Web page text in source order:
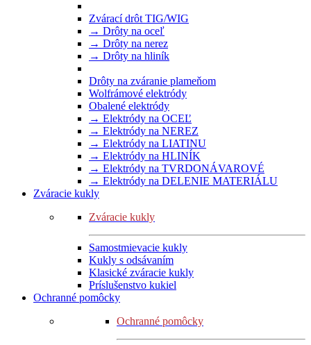
Zvárací drôt TIG/WIG
→ Drôty na oceľ
→ Drôty na nerez
→ Drôty na hliník
Drôty na zváranie plameňom
Wolfrámové elektródy
Obalené elektródy
→ Elektródy na OCEĽ
→ Elektródy na NEREZ
→ Elektródy na LIATINU
→ Elektródy na HLINÍK
→ Elektródy na TVRDONÁVAROVÉ
→ Elektródy na DELENIE MATERIÁLU
Zváracie kukly
Zváracie kukly
Samostmievacie kukly
Kukly s odsávaním
Klasické zváracie kukly
Príslušenstvo kukiel
Ochranné pomôcky
Ochranné pomôcky